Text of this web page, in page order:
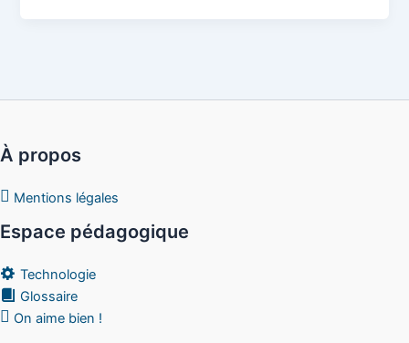
À propos
Mentions légales
Espace pédagogique
Technologie
Glossaire
On aime bien !